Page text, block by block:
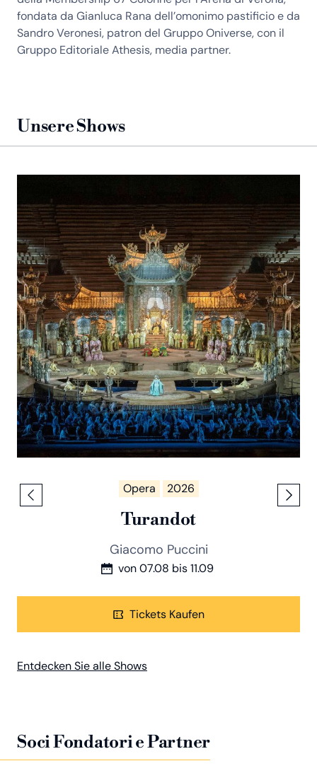
fondata da Gianluca Rana dell’omonimo pastificio e da
Sandro Veronesi, patron del Gruppo Oniverse, con il
Gruppo Editoriale Athesis, media partner.
Unsere Shows
Opera 2026
Turandot
Giacomo Puccini
von07.08 bis11.09
Tickets Kaufen
Entdecken Sie alle Shows
Soci Fondatori e Partner